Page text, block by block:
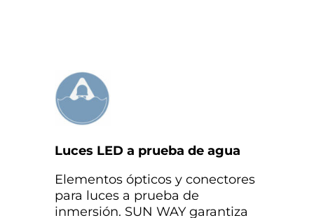
Luces LED a prueba de agua
Elementos ópticos y conectores
para luces a prueba de
inmersión. SUN WAY garantiza